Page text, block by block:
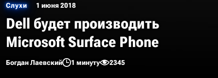
Слухи 1 июня 2018
Dell будет производить
Microsoft Surface Phone
Богдан Лаевский 1 минуту 2345